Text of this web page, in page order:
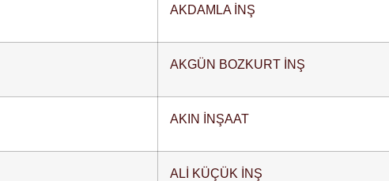
AKDAMLA İNŞ
AKGÜN BOZKURT İNŞ
AKIN İNŞAAT
ALİ KÜÇÜK İNŞ